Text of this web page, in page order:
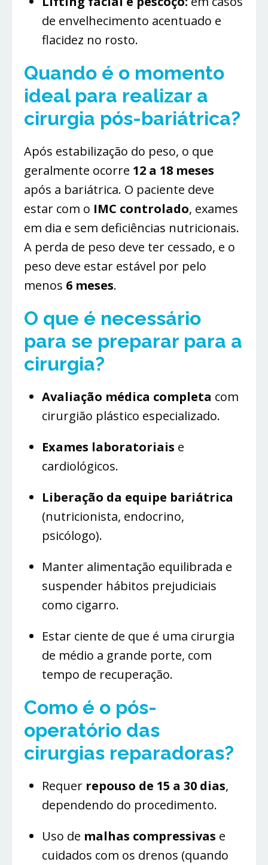
de envelhecimento acentuado e
flacidez no rosto.
Quando é o momento
ideal para realizar a
cirurgia pós-bariátrica?
Após estabilização do peso, o que
geralmente ocorre 12 a 18 meses
após a bariátrica. O paciente deve
estar com o IMC controlado, exames
em dia e sem deficiências nutricionais.
A perda de peso deve ter cessado, e o
peso deve estar estável por pelo
menos 6 meses.
O que é necessário
para se preparar para a
cirurgia?
Avaliação médica completa com
cirurgião plástico especializado.
Exames laboratoriais e
cardiológicos.
Liberação da equipe bariátrica
(nutricionista, endocrino,
psicólogo).
Manter alimentação equilibrada e
suspender hábitos prejudiciais
como cigarro.
Estar ciente de que é uma cirurgia
de médio a grande porte, com
tempo de recuperação.
Como é o pós-
operatório das
cirurgias reparadoras?
Requer repouso de 15 a 30 dias,
dependendo do procedimento.
Uso de malhas compressivas e
cuidados com os drenos (quando